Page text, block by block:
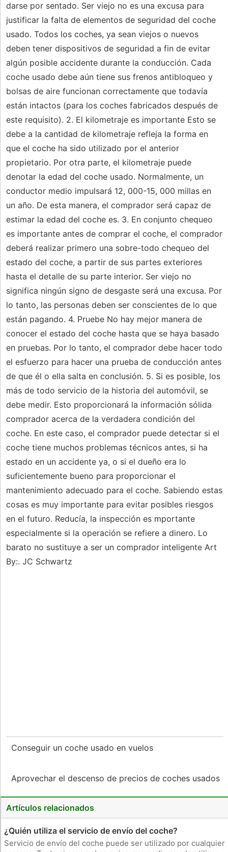
darse por sentado. Ser viejo no es una excusa para
justificar la falta de elementos de seguridad del coche
usado. Todos los coches, ya sean viejos o nuevos
deben tener dispositivos de seguridad a fin de evitar
algún posible accidente durante la conducción. Cada
coche usado debe aún tiene sus frenos antibloqueo y
bolsas de aire funcionan correctamente que todavía
están intactos (para los coches fabricados después de
este requisito). 2. El kilometraje es importante Esto se
debe a la cantidad de kilometraje refleja la forma en
que el coche ha sido utilizado por el anterior
propietario. Por otra parte, el kilometraje puede
denotar la edad del coche usado. Normalmente, un
conductor medio impulsará 12, 000-15, 000 millas en
un año. De esta manera, el comprador será capaz de
estimar la edad del coche es. 3. En conjunto chequeo
es importante antes de comprar el coche, el comprador
deberá realizar primero una sobre-todo chequeo del
estado del coche, a partir de sus partes exteriores
hasta el detalle de su parte interior. Ser viejo no
significa ningún signo de desgaste será una excusa. Por
lo tanto, las personas deben ser conscientes de lo que
están pagando. 4. Pruebe No hay mejor manera de
conocer el estado del coche hasta que se haya basado
en pruebas. Por lo tanto, el comprador debe hacer todo
el esfuerzo para hacer una prueba de conducción antes
de que él o ella salta en conclusión. 5. Si es posible, los
más de todo servicio de la historia del automóvil, se
debe medir. Esto proporcionará la información sólida
comprador acerca de la verdadera condición del
coche. En este caso, el comprador puede detectar si el
coche tiene muchos problemas técnicos antes, si ha
estado en un accidente ya, o si el dueño era lo
suficientemente bueno para proporcionar el
mantenimiento adecuado para el coche. Sabiendo estas
cosas es muy importante para evitar posibles riesgos
en el futuro. Reducía, la inspección es mportante
especialmente si la operación se refiere a dinero. Lo
barato no sustituye a ser un comprador inteligente Art
By:. JC Schwartz
Conseguir un coche usado en vuelos
Aprovechar el descenso de precios de coches usados ​​
Artículos relacionados
¿Quién utiliza el servicio de envío del coche?
Servicio de envío del coche puede ser utilizado por cualquier